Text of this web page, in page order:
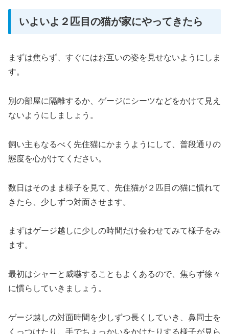
いよいよ２匹目の猫が家にやってきたら
まずは焦らず、すぐにはお互いの姿を見せないようにしま
す。
別の部屋に隔離するか、ゲージにシーツなどをかけて見え
ないようにしましょう。
飼い主もなるべく先住猫にかまうようにして、普段通りの
態度を心がけてください。
数日はそのまま様子を見て、先住猫が２匹目の猫に慣れて
きたら、少しずつ対面させます。
まずはゲージ越しに少しの時間だけ会わせてみて様子をみ
ます。
最初はシャーと威嚇することもよくあるので、焦らず徐々
に慣らしていきましょう。
ゲージ越しの対面時間を少しずつ長くしていき、鼻同士を
くっつけたり、手でちょっかいをかけたりする様子が見ら